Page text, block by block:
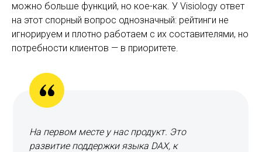
можно больше функций, но кое-как. У Visiology ответ
на этот спорный вопрос однозначный: рейтинги не
игнорируем и плотно работаем с их составителями, но
потребности клиентов — в приоритете.
На первом месте у нас продукт. Это
развитие поддержки языка DAX, к